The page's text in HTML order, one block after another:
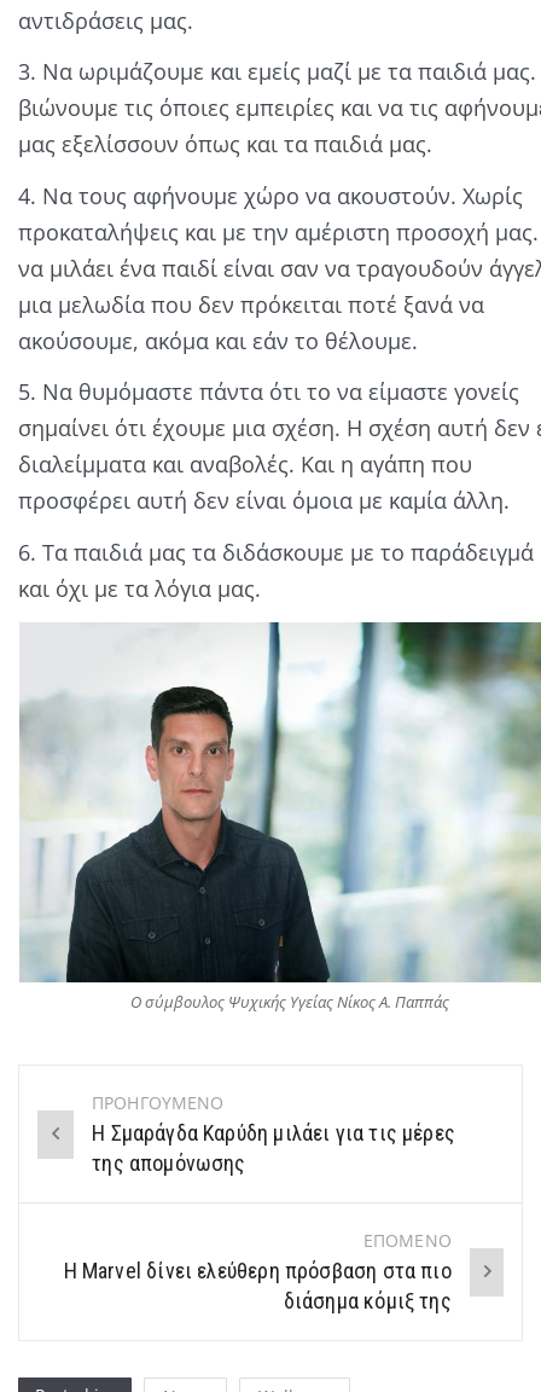
αντιδράσεις μας.
3. Να ωριμάζουμε και εμείς μαζί με τα παιδιά
βιώνουμε τις όποιες εμπειρίες και να τις
μας εξελίσσουν όπως και τα παιδιά μας.
4. Να τους αφήνουμε χώρο να ακουστούν. Χωρίς
προκαταλήψεις και με την αμέριστη προσοχή
να μιλάει ένα παιδί είναι σαν να τραγουδούν
μια μελωδία που δεν πρόκειται ποτέ ξανά να
ακούσουμε, ακόμα και εάν το θέλουμε.
5. Να θυμόμαστε πάντα ότι το να είμαστε γονείς
σημαίνει ότι έχουμε μια σχέση. Η σχέση αυτή δεν
διαλείμματα και αναβολές. Και η αγάπη που
προσφέρει αυτή δεν είναι όμοια με καμία άλλη.
6. Τα παιδιά μας τα διδάσκουμε με το παράδειγμά
και όχι με τα λόγια μας.
Ο σύμβουλος Ψυχικής Υγείας Νίκος Α. Παππάς
Post
navigation
ΠΡΟΗΓΟΥΜΕΝΟ
Η Σμαράγδα Καρύδη μιλάει για τις μέρες
της απομόνωσης
ΕΠΟΜΕΝΟ
Η Marvel δίνει ελεύθερη πρόσβαση στα πιο
διάσημα κόμιξ της